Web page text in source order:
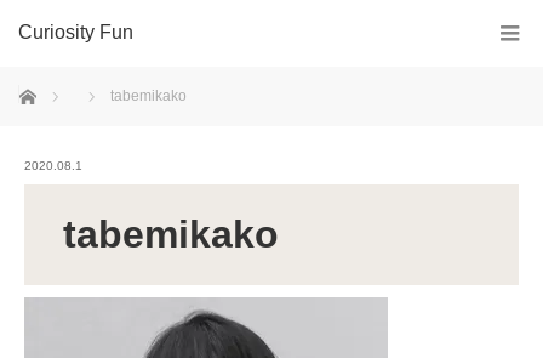
Curiosity Fun
ホーム tabemikako
2020.08.1
tabemikako